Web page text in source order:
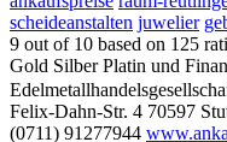
scheideanstalten juwelier
9 out of 10 based on 125
Gold Silber Platin und
Felix-Dahn-Str. 4 70597
(0711) 91277944